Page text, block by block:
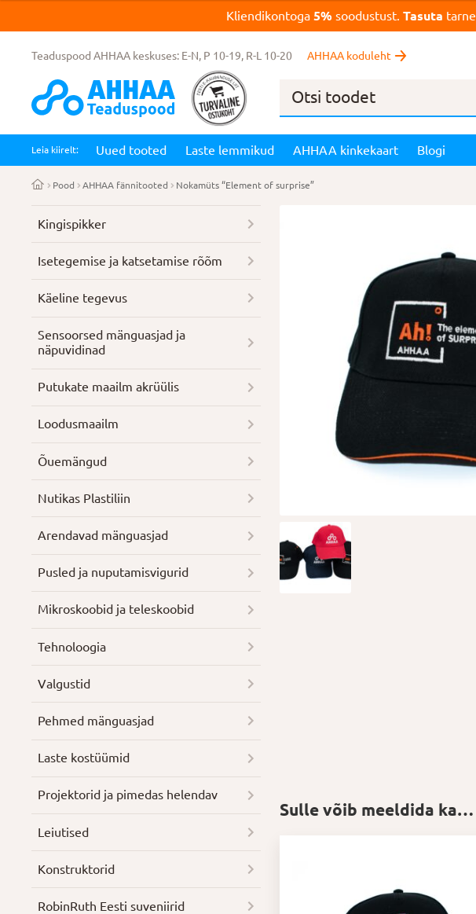
Kliendikontoga5% soodustust. Tasuta tarne
Teaduspood AHHAA keskuses: E-N, P 10-19, R-L 10-20 AHHAA koduleht
Products
Leia kiirelt: Uued tooted Laste lemmikud AHHAA kinkekaart Blogi
Pood AHHAA fännitooted Nokamüts “Element of surprise”
Sulle võib meeldida ka…
Kingispikker
Isetegemise ja katsetamise rõõm
Käeline tegevus
Sensoorsed mänguasjad ja
näpuvidinad
Putukate maailm akrüülis
Loodusmaailm
Õuemängud
Nutikas Plastiliin
Arendavad mänguasjad
Pusled ja nuputamisvigurid
Mikroskoobid ja teleskoobid
Tehnoloogia
Valgustid
Pehmed mänguasjad
Laste kostüümid
Projektorid ja pimedas helendav
Leiutised
Konstruktorid
RobinRuth Eesti suveniirid